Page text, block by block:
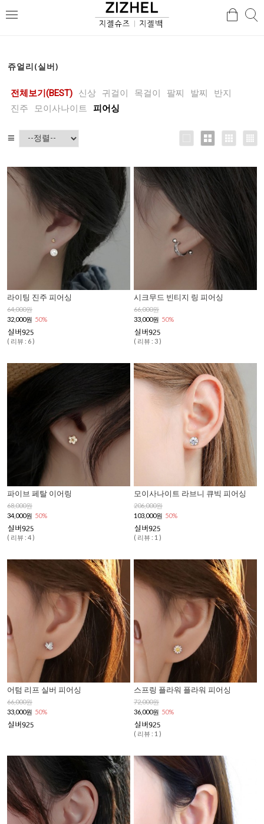
메
검
쥬얼리(실버)
전체보기(BEST) 신상 귀걸이 목걸이 팔찌 발찌
반지
진주
모이사나이트 피어싱
라이팅 진주 피어싱
64,000원
32,000원 50%
( 리뷰 : 6 )
시크무드 빈티지 링 피어싱
66,000원
33,000원 50%
( 리뷰 : 3 )
파이브 페탈 이어링
68,000원
34,000원 50%
( 리뷰 : 4 )
모이사나이트 라브니 큐빅 피어싱
206,000원
103,000원 50%
( 리뷰 : 1 )
어텀 리프 실버 피어싱
66,000원
33,000원 50%
스프링 플라워 플라워 피어싱
72,000원
36,000원 50%
( 리뷰 : 1 )